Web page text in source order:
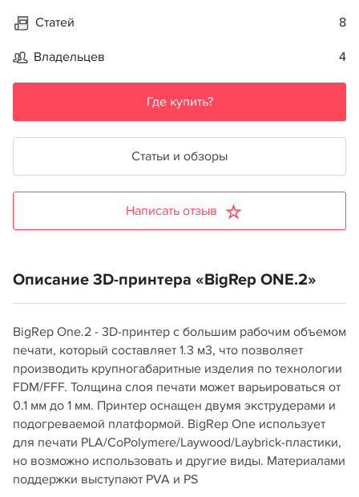
Статей 8
Владельцев 4
Где купить?
Статьи и обзоры
Написать отзыв
Описание 3D-принтера «BigRep ONE.2»
BigRep One.2 - 3D-принтер с большим рабочим объемом
печати, который составляет 1.3 м3, что позволяет
производить крупногабаритные изделия по технологии
FDM/FFF. Толщина слоя печати может варьироваться от
0.1 мм до 1 мм. Принтер оснащен двумя экструдерами и
подогреваемой платформой. BigRep One использует
для печати PLA/CoPolymere/Laywood/Laybrick-пластики,
но возможно использовать и другие виды. Материалами
поддержки выступают PVA и PS